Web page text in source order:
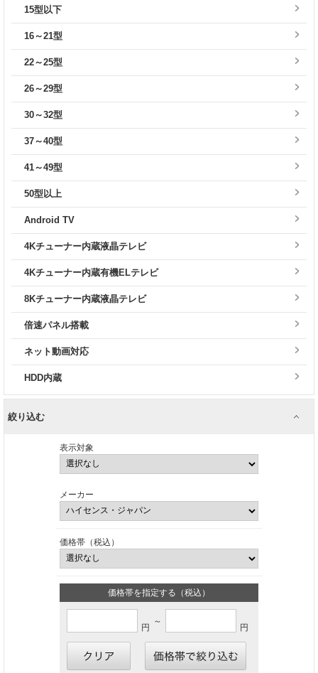
15型以下
16～21型
22～25型
26～29型
30～32型
37～40型
41～49型
50型以上
Android TV
4Kチューナー内蔵液晶テレビ
4Kチューナー内蔵有機ELテレビ
8Kチューナー内蔵液晶テレビ
倍速パネル搭載
ネット動画対応
HDD内蔵
絞り込む
表示対象
メーカー
価格帯（税込）
価格帯を指定する（税込）
円
～
円